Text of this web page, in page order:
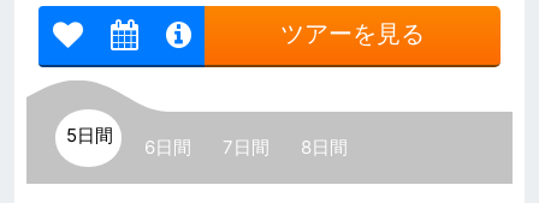
ツアーを見る
5日間
6日間 7日間 8日間